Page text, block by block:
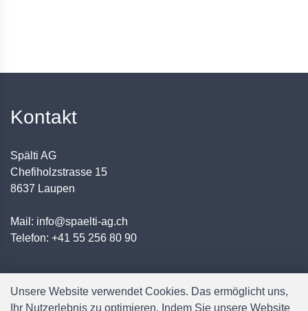
Kontakt
Spälti AG
Chefiholzstrasse 15
8637 Laupen
Mail: info@spaelti-ag.ch
Telefon: +41 55 256 80 90
Unsere Website verwendet Cookies. Das ermöglicht uns,
Ihr Nutzerlebnis zu optimieren. Indem Sie unsere Website